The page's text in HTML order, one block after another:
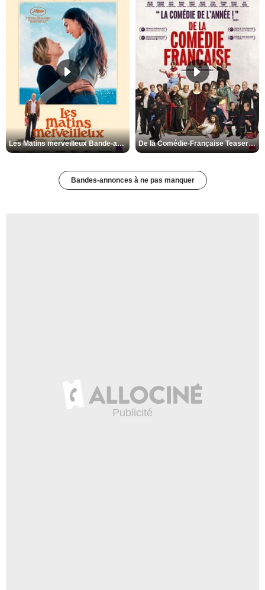
Les Matins merveilleux Bande-annonce VF De la Comédie-Française Teaser VF
Bandes-annonces à ne pas manquer